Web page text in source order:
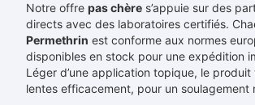
Notre offre pas chère s’appuie sur des
directs avec des laboratoires certifiés.
Permethrin est conforme aux normes
disponibles en stock pour une expédition
Léger d’une application topique, le
lentes efficacement, pour un soulagement